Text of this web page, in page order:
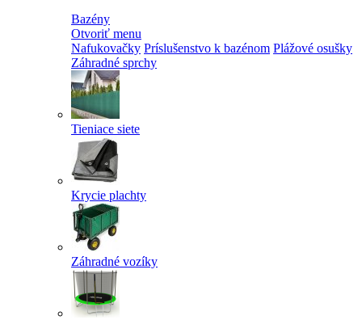
Bazény
Otvoriť menu
Nafukovačky Príslušenstvo k bazénom Plážové osušky
Záhradné sprchy
Tieniace siete
Krycie plachty
Záhradné vozíky